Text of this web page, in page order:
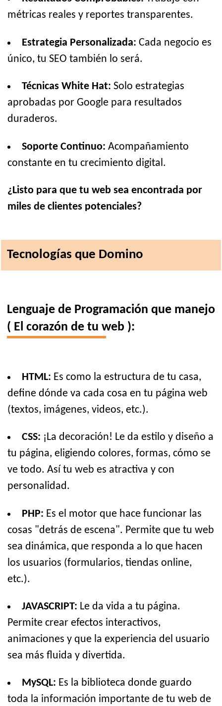
métricas reales y reportes transparentes.
Estrategia Personalizada: Cada negocio es
único, tu SEO también lo será.
Técnicas White Hat: Solo estrategias
aprobadas por Google para resultados
duraderos.
Soporte Continuo: Acompañamiento
constante en tu crecimiento digital.
¿Listo para que tu web sea encontrada por
miles de clientes potenciales?
Tecnologías que Domino
Lenguaje de Programación que manejo
( El corazón de tu web ):
HTML: Es como la estructura de tu casa,
define dónde va cada cosa en tu página web
(textos, imágenes, videos, etc.).
CSS: ¡La decoración! Le da estilo y diseño a
tu página, eligiendo colores, formas, cómo se
ve todo. Así tu web es atractiva y con
personalidad.
PHP: Es el motor que hace funcionar las
cosas "detrás de escena". Permite que tu web
sea dinámica, que responda a lo que hacen
los usuarios (formularios, tiendas online,
etc.).
JAVASCRIPT: Le da vida a tu página.
Permite crear efectos interactivos,
animaciones y que la experiencia del usuario
sea más fluida y divertida.
MySQL: Es la biblioteca donde guardo
toda la información importante de tu web de